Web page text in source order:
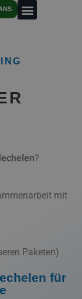
?
mit
Paketen)
für